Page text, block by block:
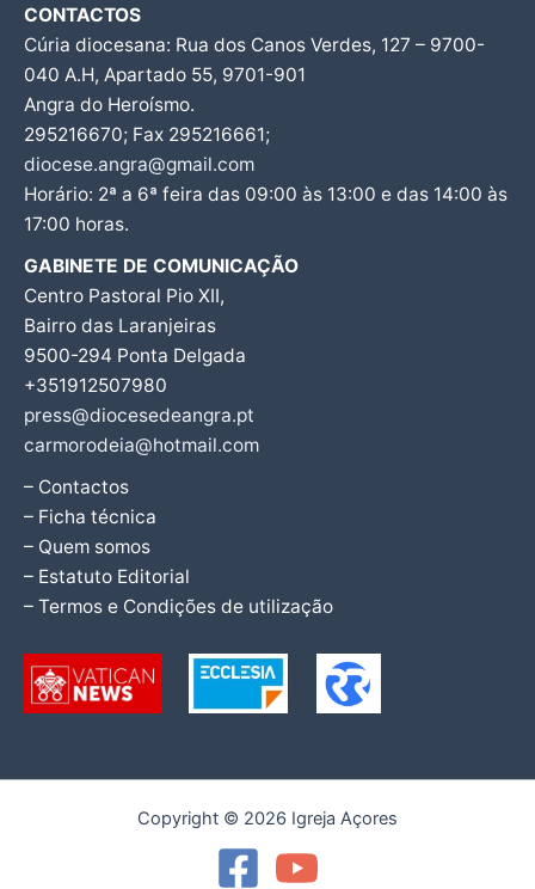
CONTACTOS
Cúria diocesana: Rua dos Canos Verdes, 127 – 9700-
040 A.H, Apartado 55, 9701-901
Angra do Heroísmo.
295216670; Fax 295216661;
diocese.angra@gmail.com
Horário: 2ª a 6ª feira das 09:00 às 13:00 e das 14:00 às
17:00 horas.
GABINETE DE COMUNICAÇÃO
Centro Pastoral Pio XII,
Bairro das Laranjeiras
9500-294 Ponta Delgada
+351912507980
press@diocesedeangra.pt
carmorodeia@hotmail.com
– Contactos
– Ficha técnica
– Quem somos
– Estatuto Editorial
– Termos e Condições de utilização
Copyright © 2026 Igreja Açores